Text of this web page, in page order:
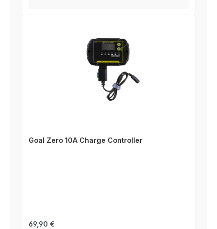
Goal Zero 10A Charge Controller
Regulärer Preis:
69,90 €